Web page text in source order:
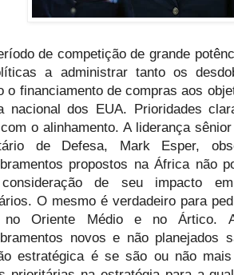
de competição de grande
a administrar tanto os
o financiamento de compras aos
nacional dos EUA. Prioridades
o alinhamento. A liderança
de Defesa, Mark Esper,
propostos na África não
de seu impacto
O mesmo é verdadeiro para
no Oriente Médio e no Ártico.
novos e não
estratégica é se são ou não